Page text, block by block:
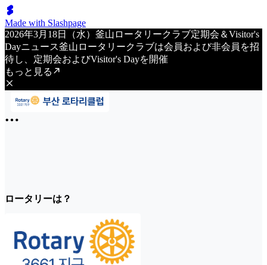
Made with Slashpage
2026年3月18日（水）釜山ロータリークラブ定期会＆Visitor's
Dayニュース釜山ロータリークラブは会員および非会員を招
待し、定期会およびVisitor's Dayを開催
もっと見る
ロータリーは？